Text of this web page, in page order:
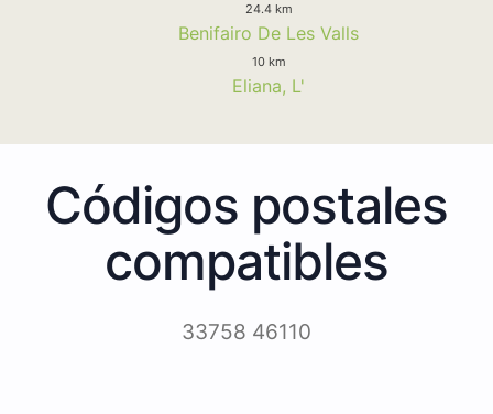
24.4 km
Benifairo De Les Valls
10 km
Eliana, L'
Códigos postales
compatibles
33758 46110